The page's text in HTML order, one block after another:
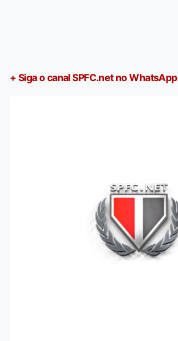
+ Siga o canal SPFC.net no WhatsApp